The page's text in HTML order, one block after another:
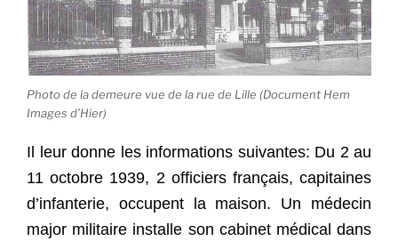
Photo de la demeure vue de la rue de Lille (Document Hem
Images d’Hier)
Il leur donne les informations suivantes: Du 2 au
11 octobre 1939, 2 officiers français, capitaines
d’infanterie, occupent la maison. Un médecin
major militaire installe son cabinet médical dans